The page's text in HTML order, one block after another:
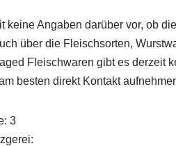
keine Angaben darüber vor, ob
über die Fleischsorten,
Fleischwaren gibt es derzeit
besten direkt Kontakt
3